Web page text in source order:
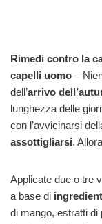
Rimedi contro la
capelli uomo –
dell’arrivo
lunghezza delle
con l’avvicinarsi
assottigliarsi.
Applicate due o tre
a base di
di mango, estratti di